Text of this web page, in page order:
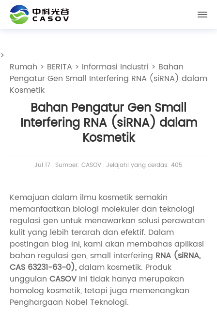
>
Rumah > BERITA > Informasi Industri > Bahan
Pengatur Gen Small Interfering RNA (siRNA) dalam
Kosmetik
Bahan Pengatur Gen Small
Interfering RNA (siRNA) dalam
Kosmetik
Jul 17 Sumber: CASOV Jelajahi yang cerdas: 405
Kemajuan dalam ilmu kosmetik semakin
memanfaatkan biologi molekuler dan teknologi
regulasi gen untuk menawarkan solusi perawatan
kulit yang lebih terarah dan efektif. Dalam
postingan blog ini, kami akan membahas aplikasi
bahan regulasi gen, small interfering RNA (siRNA,
CAS 63231-63-0),dalam kosmetik. Produk
unggulan CASOV ini tidak hanya merupakan
homolog kosmetik, tetapi juga memenangkan
Penghargaan Nobel Teknologi.